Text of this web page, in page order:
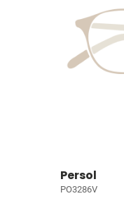
Persol
PO3286V